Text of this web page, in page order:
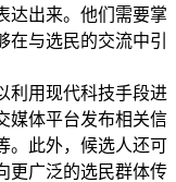
达出来。他们需要掌
与选民的交流中引
利用现代科技手段进
媒体平台发布相关信
。此外，候选人还可
更广泛的选民群体传